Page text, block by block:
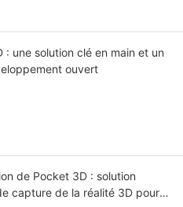
: une solution clé en main et un
ouvert
de Pocket 3D : solution
capture de la réalité 3D pour